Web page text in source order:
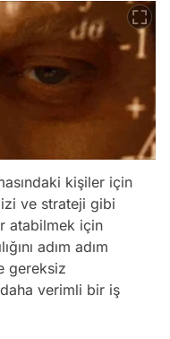
kişiler için
ve strateji gibi
atabilmek için
adım adım
gereksiz
verimli bir iş